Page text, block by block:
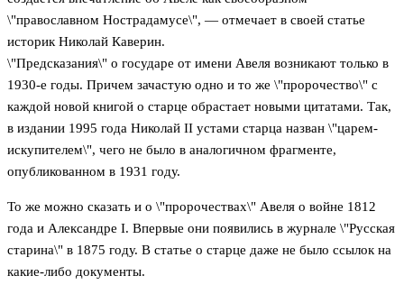
\"православном Нострадамусе\", — отмечает в своей статье
историк Николай Каверин.
\"Предсказания\" о государе от имени Авеля возникают только в
1930-е годы. Причем зачастую одно и то же \"пророчество\" с
каждой новой книгой о старце обрастает новыми цитатами. Так,
в издании 1995 года Николай II устами старца назван \"царем-
искупителем\", чего не было в аналогичном фрагменте,
опубликованном в 1931 году.
То же можно сказать и о \"пророчествах\" Авеля о войне 1812
года и Александре I. Впервые они появились в журнале \"Русская
старина\" в 1875 году. В статье о старце даже не было ссылок на
какие-либо документы.